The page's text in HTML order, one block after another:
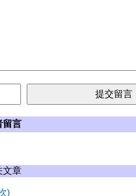
留言
文章
)